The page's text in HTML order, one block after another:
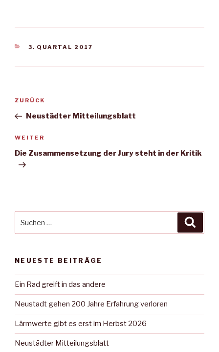
KATEGORIEN
3. QUARTAL 2017
Beitragsnavigation
Vorheriger
Beitrag
ZURÜCK
Neustädter Mitteilungsblatt
Nächster
Beitrag
WEITER
Die Zusammensetzung der Jury steht in der Kritik
nach:
NEUESTE BEITRÄGE
Ein Rad greift in das andere
Neustadt gehen 200 Jahre Erfahrung verloren
Lärmwerte gibt es erst im Herbst 2026
Neustädter Mitteilungsblatt